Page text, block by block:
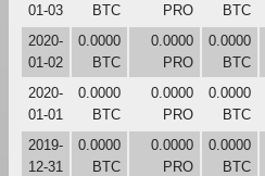
01-03
BTC
PRO
BTC
2020-
01-02
0.0000
BTC
0.0000
PRO
0.0000
BTC
2020-
01-01
0.0000
BTC
0.0000
PRO
0.0000
BTC
2019-
12-31
0.0000
BTC
0.0000
PRO
0.0000
BTC